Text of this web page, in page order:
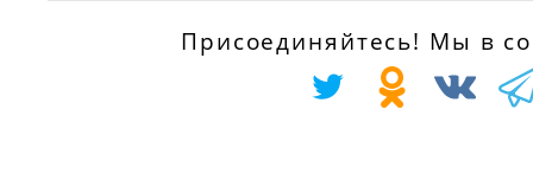
Присоединяйтесь! Мы в